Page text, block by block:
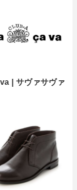
| サヴァサヴァ